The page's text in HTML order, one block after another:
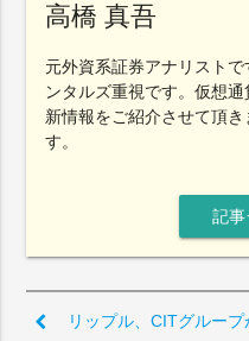
高橋 真吾
元外資系証券アナリスト
ンタルズ重視です。仮想
新情報をご紹介させて頂
す。
記
リップル、CITグルー